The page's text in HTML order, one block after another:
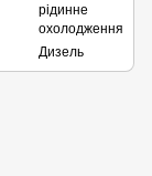
рідинне
охолодження
Дизель